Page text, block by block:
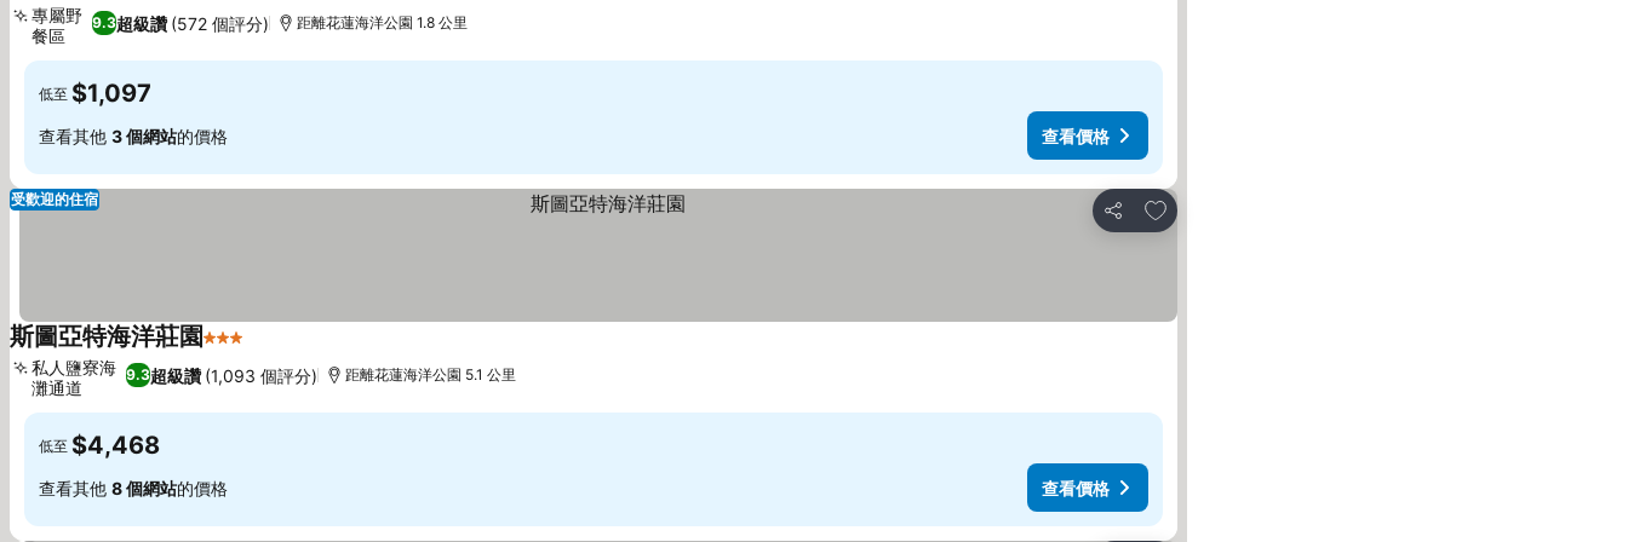
9.3超級讚 (572 個評分)
專屬野
餐區
距離花蓮海洋公園 1.8 公里
低至 $1,097
查看其他 3 個網站的價格 查看價格
分享
加入我的最愛
受歡迎的住宿
斯圖亞特海洋莊園 3 星級
9.3超級讚 (1,093 個評分)
私人鹽寮海
灘通道
距離花蓮海洋公園 5.1 公里
低至 $4,468
查看其他 8 個網站的價格 查看價格